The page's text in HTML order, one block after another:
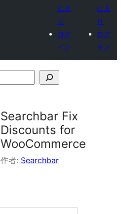
に入
り
ログ
イン
に入
り
ログ
イン
Searchbar Fix
Discounts for
WooCommerce
作者: Searchbar